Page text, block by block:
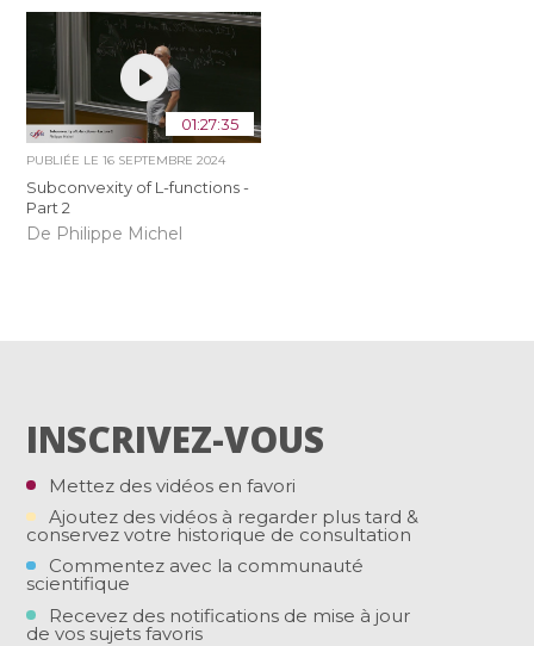
01:27:35
PUBLIÉE LE16 SEPTEMBRE 2024
Subconvexity of L-functions -
Part 2
De Philippe Michel
INSCRIVEZ-VOUS
Mettez des vidéos en favori
Ajoutez des vidéos à regarder plus tard &
conservez votre historique de consultation
Commentez avec la communauté
scientifique
Recevez des notifications de mise à jour
de vos sujets favoris